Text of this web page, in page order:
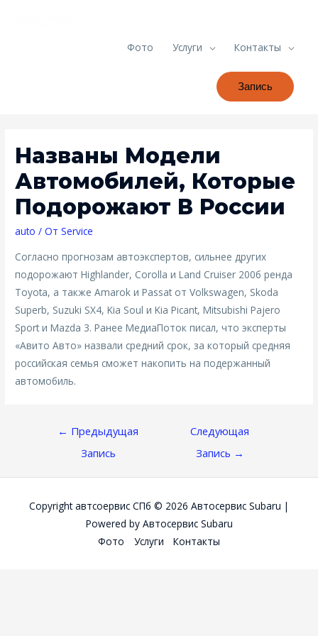
Фото Услуги Контакты
Запись
Названы Модели
Автомобилей, Которые
Подорожают В России
auto / От Service
Согласно прогнозам автоэкспертов, сильнее других
подорожают Highlander, Corolla и Land Cruiser 200б ренда
Toyota, а также Amarok и Passat от Volkswagen, Skoda
Superb, Suzuki SX4, Kia Soul и Kia Picant, Mitsubishi Pajero
Sport и Mazda 3. Ранее МедиаПоток писал, что эксперты
«Авито Авто» назвали средний срок, за который средняя
российская семья сможет накопить на подержанный
автомобиль.
Навигация
Записям
← Предыдущая
Запись
Следующая
Запись →
Copyright автсоервис СПб © 2026 Автосервис Subaru |
Powered by Автосервис Subaru
Фото
Услуги Контакты